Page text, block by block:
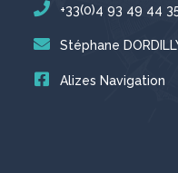
+33(0)4 93 49 44
Stéphane
Alizes Navigation